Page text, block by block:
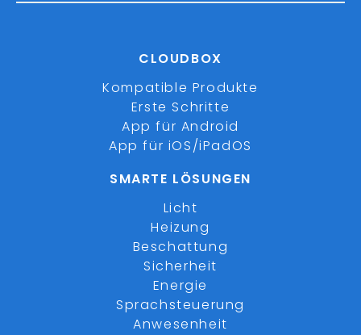
CLOUDBOX
Kompatible Produkte
Erste Schritte
App für Android
App für iOS/iPadOS
SMARTE LÖSUNGEN
Licht
Heizung
Beschattung
Sicherheit
Energie
Sprachsteuerung
Anwesenheit